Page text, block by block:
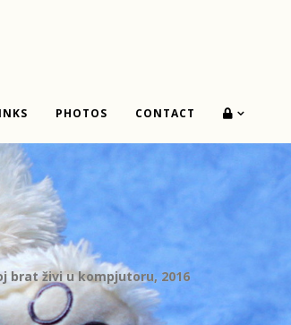
PHOTOS CONTACT
brat živi u kompjutoru, 2016